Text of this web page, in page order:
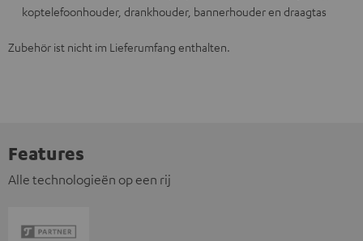
koptelefoonhouder, drankhouder, bannerhouder en draagtas
Zubehör ist nicht im Lieferumfang enthalten.
Features
Alle technologieën op een rij